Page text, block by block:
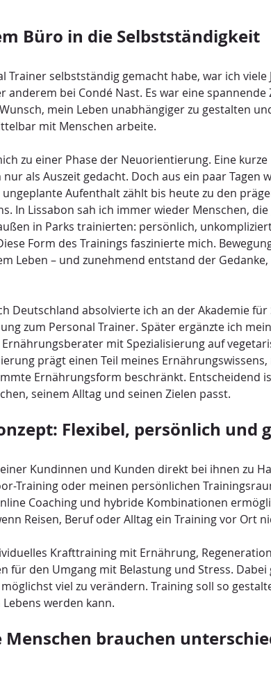
Büro in die Selbstständigkeit
Trainer selbstständig gemacht habe, war ich viele
bei Condé Nast. Es war eine spannende
mein Leben unabhängiger zu gestalten
mit Menschen arbeite.
zu einer Phase der Neuorientierung. Eine kurze
als Auszeit gedacht. Doch aus ein paar Tagen
Aufenthalt zählt bis heute zu den
In Lissabon sah ich immer wieder Menschen,
in Parks trainierten: persönlich,
Form des Trainings faszinierte mich.
Leben – und zunehmend entstand der
Deutschland absolvierte ich an der Akademie
zum Personal Trainer. Später ergänzte ich
mit Spezialisierung auf
prägt einen Teil meines
Ernährungsform beschränkt. Entscheidend
seinem Alltag und seinen Zielen passt.
Flexibel, persönlich und
Kundinnen und Kunden direkt bei ihnen zu
Training oder meinen persönlichen
Coaching und hybride Kombinationen
Reisen, Beruf oder Alltag ein Training vor Ort
Krafttraining mit Ernährung,
für den Umgang mit Belastung und Stress.
viel zu verändern. Training soll so
werden kann.
Menschen brauchen